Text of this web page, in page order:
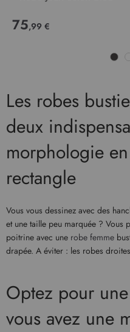
75,99 €
Les robes
deux
morphologie
rectangle
Vous vous dessinez avec des
et une taille peu marquée ? Vous
poitrine avec une robe femme
drapée. A éviter : les robes
Optez pour
vous avez une